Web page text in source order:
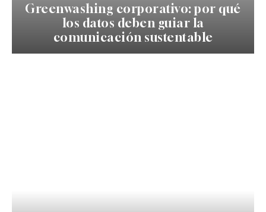
Greenwashing corporativo: por qué
los datos deben guiar la
comunicación sustentable